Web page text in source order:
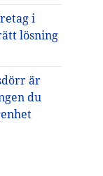
i
lösning
är
du